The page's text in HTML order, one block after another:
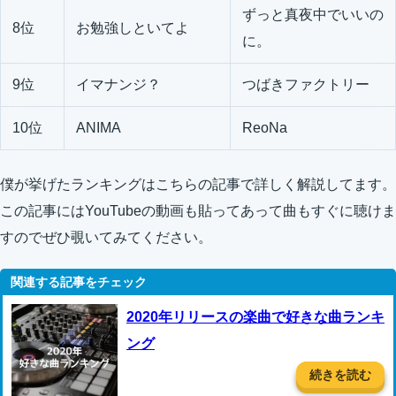
8位 お勉強しといてよ
ずっと真夜中でいいの
に。
9位 イマナンジ？ つばきファクトリー
10位 ANIMA ReoNa
僕が挙げたランキングはこちらの記事で詳しく解説してます。
この記事にはYouTubeの動画も貼ってあって曲もすぐに聴けま
すのでぜひ覗いてみてください。
2020年リリースの楽曲で好きな曲ランキ
ング
続きを読む